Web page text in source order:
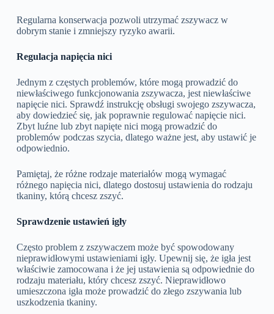
Regularna konserwacja pozwoli utrzymać zszywacz w
dobrym stanie i zmniejszy ryzyko awarii.
Regulacja napięcia nici
Jednym z częstych problemów, które mogą prowadzić do
niewłaściwego funkcjonowania zszywacza, jest niewłaściwe
napięcie nici. Sprawdź instrukcję obsługi swojego zszywacza,
aby dowiedzieć się, jak poprawnie regulować napięcie nici.
Zbyt luźne lub zbyt napięte nici mogą prowadzić do
problemów podczas szycia, dlatego ważne jest, aby ustawić je
odpowiednio.
Pamiętaj, że różne rodzaje materiałów mogą wymagać
różnego napięcia nici, dlatego dostosuj ustawienia do rodzaju
tkaniny, którą chcesz zszyć.
Sprawdzenie ustawień igły
Często problem z zszywaczem może być spowodowany
nieprawidłowymi ustawieniami igły. Upewnij się, że igła jest
właściwie zamocowana i że jej ustawienia są odpowiednie do
rodzaju materiału, który chcesz zszyć. Nieprawidłowo
umieszczona igła może prowadzić do złego zszywania lub
uszkodzenia tkaniny.